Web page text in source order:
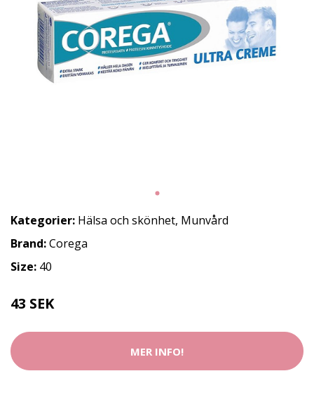
Kategorier: Hälsa och skönhet, Munvård
Brand:Corega
Size: 40
43 SEK
MER INFO!